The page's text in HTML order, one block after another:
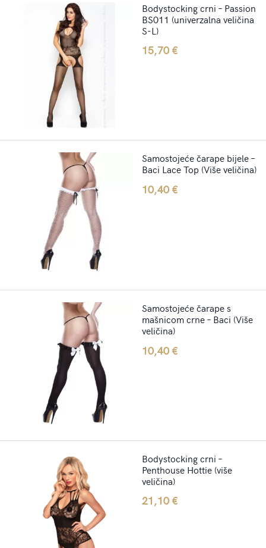
Bodystocking crni – Passion
BS011 (univerzalna veličina
S-L)
15,70€
Samostojeće čarape bijele –
Baci Lace Top (Više veličina)
10,40€
Samostojeće čarape s
mašnicom crne – Baci (Više
veličina)
10,40€
Bodystocking crni –
Penthouse Hottie (više
veličina)
21,10€